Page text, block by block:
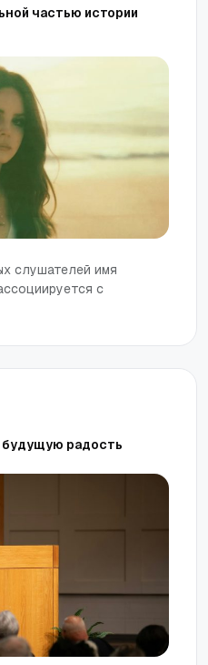
частью истории
слушателей имя
с
будущую радость